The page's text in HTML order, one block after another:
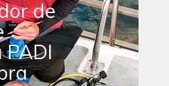
de
PADI